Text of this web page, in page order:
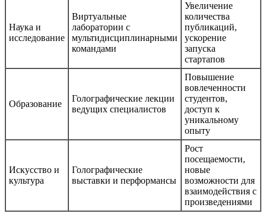
Наука и
исследование
Виртуальные
лаборатории с
мультидисциплинарными
командами
Увеличение
количества
публикаций,
ускорение
запуска
стартапов
Образование
Голографические лекции
ведущих специалистов
Повышение
вовлеченности
студентов,
доступ к
уникальному
опыту
Искусство и
культура
Голографические
выставки и перформансы
Рост
посещаемости,
новые
возможности для
взаимодействия с
произведениями